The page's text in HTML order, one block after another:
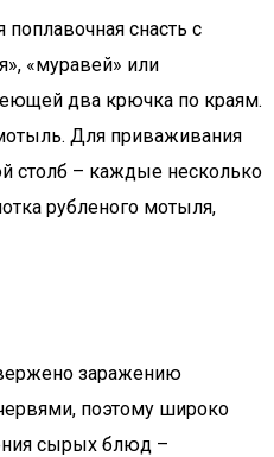
снасть с
«муравей» или
два крючка по краям.
Для приваживания
столб – каждые несколько
рубленого мотыля,
заражению
поэтому широко
сырых блюд –